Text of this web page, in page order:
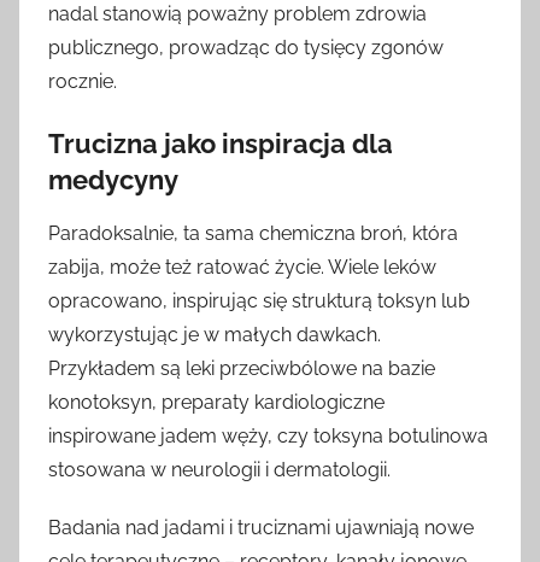
nadal stanowią poważny problem zdrowia
publicznego, prowadząc do tysięcy zgonów
rocznie.
Trucizna jako inspiracja dla
medycyny
Paradoksalnie, ta sama chemiczna broń, która
zabija, może też ratować życie. Wiele leków
opracowano, inspirując się strukturą toksyn lub
wykorzystując je w małych dawkach.
Przykładem są leki przeciwbólowe na bazie
konotoksyn, preparaty kardiologiczne
inspirowane jadem węży, czy toksyna botulinowa
stosowana w neurologii i dermatologii.
Badania nad jadami i truciznami ujawniają nowe